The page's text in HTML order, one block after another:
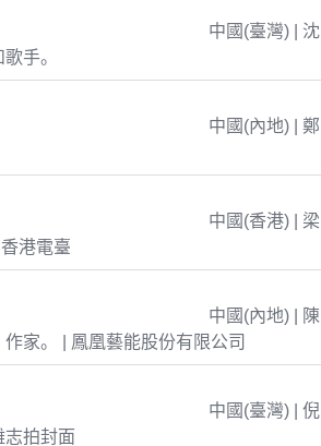
中國(臺灣) | 沈
手。
中國(內地) | 鄭
中國(香港) | 梁
港電臺
中國(內地) | 陳
家。 | 鳳凰藝能股份有限公司
中國(臺灣) | 倪
志拍封面